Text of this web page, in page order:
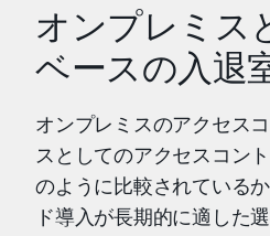
オンプレミス
ベースの入退
オンプレミスのアクセス
スとしてのアクセスコン
のように比較されている
ド導入が長期的に適した